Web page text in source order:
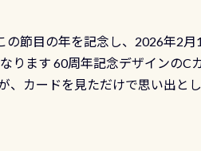
円掛かります そこで下記のキ
ホールを出して頂いた方は、
ってる方は、セットでこの水検
川ってどんな川？ 長良川は日
と）で岐阜県の郡上市に始まり
浴場88選」に全国で唯一河川で
むことが出来ます 川原からの
節目の年を記念し、2026年2
ります 60周年記念デザインの
、カードを見ただけで思い出と